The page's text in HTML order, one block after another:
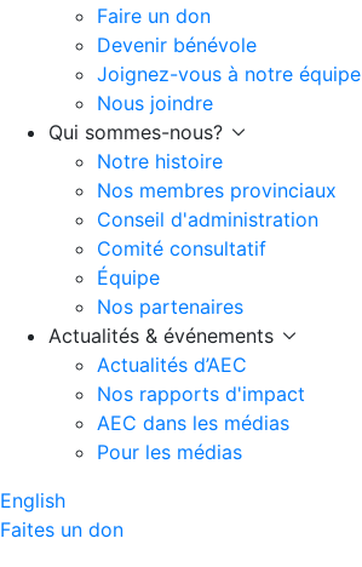
Faire un don
Devenir bénévole
Joignez-vous à notre équipe
Nous joindre
Qui sommes-nous?
Notre histoire
Nos membres provinciaux
Conseil d'administration
Comité consultatif
Équipe
Nos partenaires
Actualités & événements
Actualités d’AEC
Nos rapports d'impact
AEC dans les médias
Pour les médias
English
Faites un don